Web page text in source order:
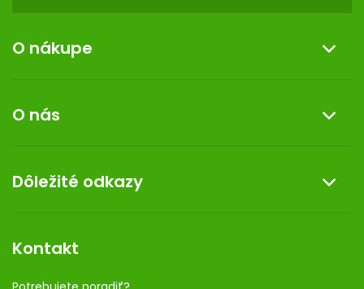
O nákupe
Reklamácia a vrátenie tovaru
Doprava a platba
Darček k nákupu
O nás
Kontakt
Dermocentrum
Dôležité odkazy
Rozhodnutie na prevádzku
Registrácia
Kontakt